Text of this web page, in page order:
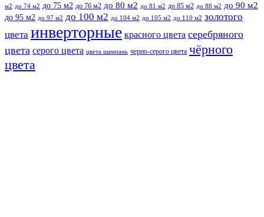
м2 до 74 м2 до 75 м2 до 76 м2 до 80 м2 до 81 м2 до 85 м2 до 88 м2 до 90 м2
до 95 м2 до 97 м2 до 100 м2 до 104 м2 до 105 м2 до 110 м2 золотого
цвета инверторные красного цвета серебряного
цвета серого цвета цвета шампань черно-серого цвета чёрного
цвета